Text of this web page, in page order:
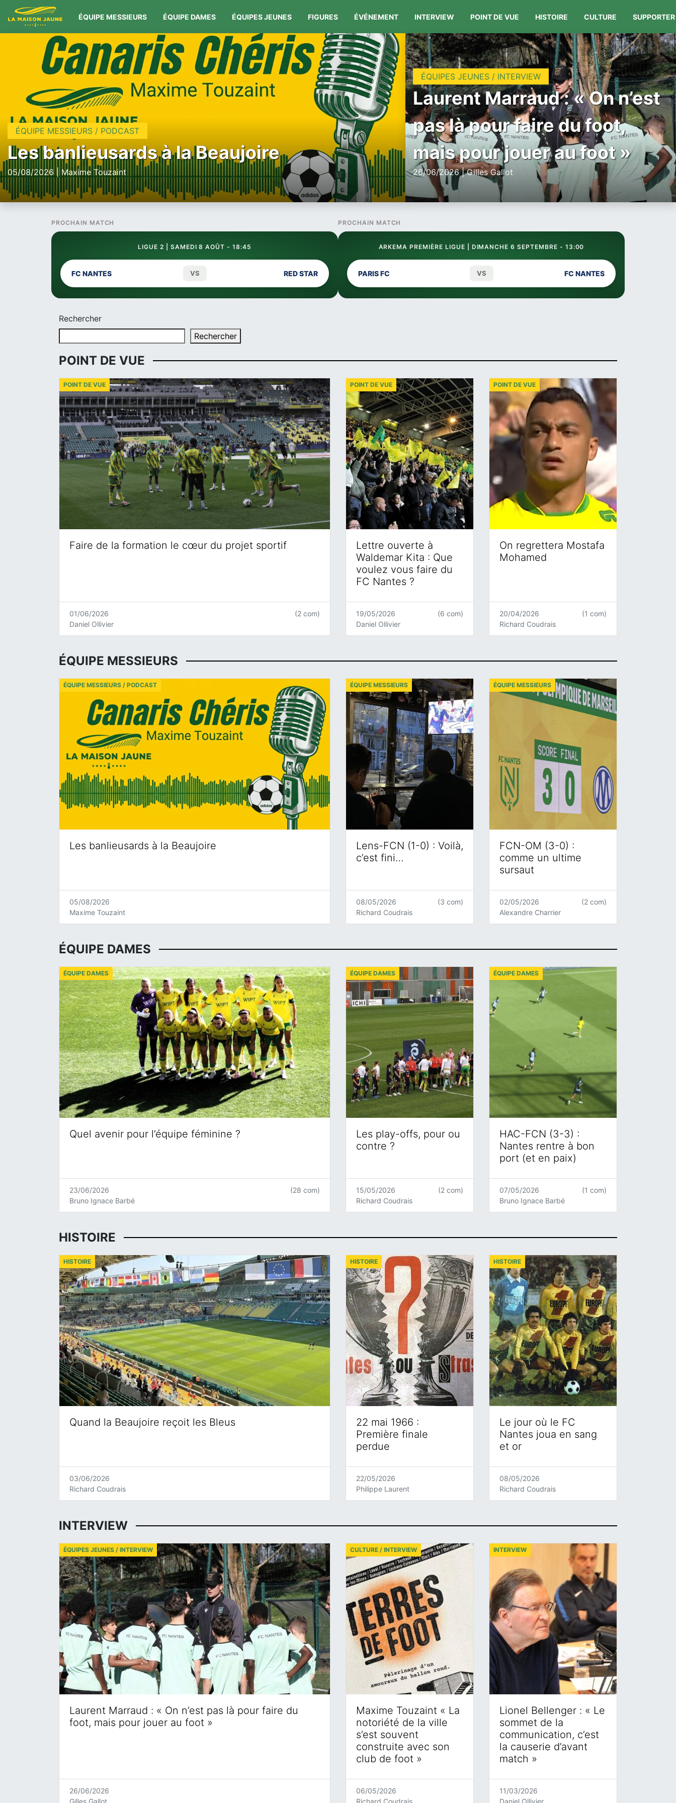
ÉQUIPE MESSIEURS ÉQUIPE DAMES ÉQUIPES JEUNES FIGURES ÉVÉNEMENT INTERVIEW POINT DE VUE HISTOIRE CULTURE SUPPORTER
ÉQUIPE MESSIEURS / PODCAST
Les banlieusards à la Beaujoire
05/08/2026 | Maxime Touzaint
ÉQUIPES JEUNES / INTERVIEW
Laurent Marraud : « On n’est
pas là pour faire du foot,
mais pour jouer au foot »
26/06/2026 | Gilles Gallot
PROCHAIN MATCH
LIGUE 2 | SAMEDI 8 AOÛT - 18:45
FC NANTES VS RED STAR
PROCHAIN MATCH
ARKEMA PREMIÈRE LIGUE | DIMANCHE 6 SEPTEMBRE - 13:00
PARIS FC VS FC NANTES
Rechercher
Rechercher
POINT DE VUE
Faire de la formation le cœur du projet sportif
POINT DE VUE
01/06/2026
Daniel Ollivier
(2 com)
Lettre ouverte à
Waldemar Kita : Que
voulez vous faire du
FC Nantes ?
POINT DE VUE
19/05/2026
Daniel Ollivier
(6 com)
On regrettera Mostafa
Mohamed
POINT DE VUE
20/04/2026
Richard Coudrais
(1 com)
ÉQUIPE MESSIEURS
Les banlieusards à la Beaujoire
ÉQUIPE MESSIEURS / PODCAST
05/08/2026
Maxime Touzaint
Lens-FCN (1-0) : Voilà,
c’est fini…
ÉQUIPE MESSIEURS
08/05/2026
Richard Coudrais
(3 com)
FCN-OM (3-0) :
comme un ultime
sursaut
ÉQUIPE MESSIEURS
02/05/2026
Alexandre Charrier
(2 com)
ÉQUIPE DAMES
Quel avenir pour l’équipe féminine ?
ÉQUIPE DAMES
23/06/2026
Bruno Ignace Barbé
(28 com)
Les play-offs, pour ou
contre ?
ÉQUIPE DAMES
15/05/2026
Richard Coudrais
(2 com)
HAC-FCN (3-3) :
Nantes rentre à bon
port (et en paix)
ÉQUIPE DAMES
07/05/2026
Bruno Ignace Barbé
(1 com)
HISTOIRE
Quand la Beaujoire reçoit les Bleus
HISTOIRE
03/06/2026
Richard Coudrais
22 mai 1966 :
Première finale
perdue
HISTOIRE
22/05/2026
Philippe Laurent
Le jour où le FC
Nantes joua en sang
et or
HISTOIRE
08/05/2026
Richard Coudrais
INTERVIEW
Laurent Marraud : « On n’est pas là pour faire du
foot, mais pour jouer au foot »
ÉQUIPES JEUNES / INTERVIEW
26/06/2026
Gilles Gallot
Maxime Touzaint « La
notoriété de la ville
s’est souvent
construite avec son
club de foot »
CULTURE / INTERVIEW
06/05/2026
Richard Coudrais
Lionel Bellenger : « Le
sommet de la
communication, c’est
la causerie d’avant
match »
INTERVIEW
11/03/2026
Daniel Ollivier